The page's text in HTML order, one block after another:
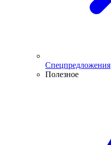
Спецпредложения
Полезное